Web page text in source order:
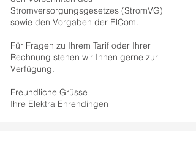
Stromversorgungsgesetzes (StromVG)
sowie den Vorgaben der ElCom.
Für Fragen zu Ihrem Tarif oder Ihrer
Rechnung stehen wir Ihnen gerne zur
Verfügung.
Freundliche Grüsse
Ihre Elektra Ehrendingen